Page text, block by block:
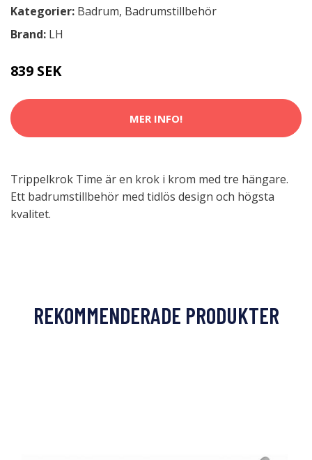
Kategorier: Badrum, Badrumstillbehör
Brand: LH
839 SEK
MER INFO!
Trippelkrok Time är en krok i krom med tre hängare.
Ett badrumstillbehör med tidlös design och högsta
kvalitet.
REKOMMENDERADE PRODUKTER